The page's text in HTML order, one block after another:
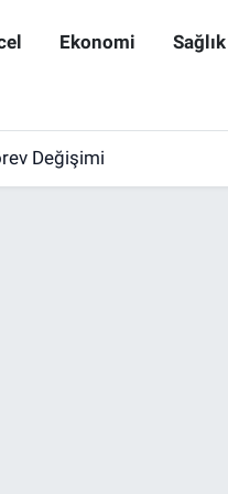
Ekonomi Sağlık
Daha Güvenli Hale Getirildi